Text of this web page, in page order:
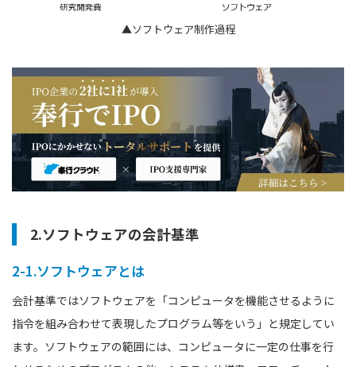
▲ソフトウェア制作過程
2.ソフトウェアの会計基準
2-1.ソフトウェアとは
会計基準ではソフトウェアを「コンピュータを機能させるように
指令を組み合わせて表現したプログラム等をいう」と規定してい
ます。ソフトウェアの範囲には、コンピュータに一定の仕事を行